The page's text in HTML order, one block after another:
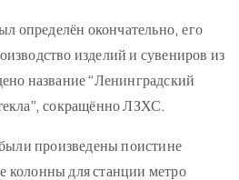
определён окончательно, его
изделий и сувениров из
название “Ленинградский
сокращённо ЛЗХС.
произведены поистине
колонны для станции метро